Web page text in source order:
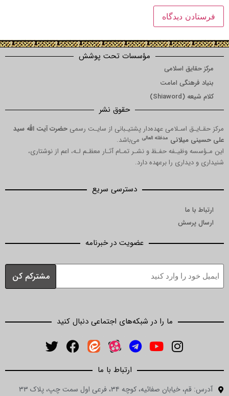
مؤسسات تحت پوشش
اسلامی
امامت
حقوق نشر
اسـلامی عهده‌دار پشتیـبانی از سایـت رسمی حضرت آیت الله سید
مدظله العالیمی‌باشد.
حفـظ و نشـر تمـام آثـار معظـم لـه، اعم از نوشتاری،
را برعهده دارد.
دسترسی سریع
عضویت در خبرنامه
ما را در شبکه‌های اجتماعی دنبال کنید
ارتباط با ما
صفائیه، کوچه ۳۴، فرعی اول سمت چپ، پلاک ۳۳